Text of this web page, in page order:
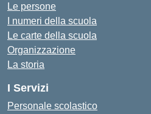
Le persone
I numeri della scuola
Le carte della scuola
Organizzazione
La storia
I Servizi
Personale scolastico